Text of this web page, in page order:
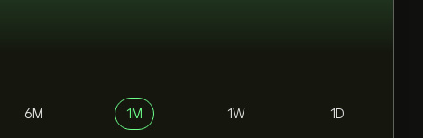
1D
1W
1M
6M